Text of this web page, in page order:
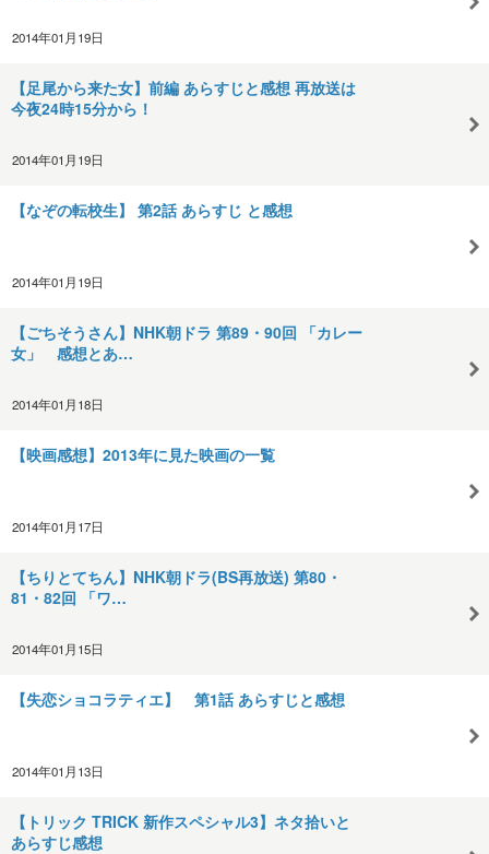
2014年01月19日
【足尾から来た女】前編 あらすじと感想 再放送は
今夜24時15分から！
2014年01月19日
【なぞの転校生】 第2話 あらすじ と感想
2014年01月19日
【ごちそうさん】NHK朝ドラ 第89・90回 「カレー
女」 感想とあ…
2014年01月18日
【映画感想】2013年に見た映画の一覧
2014年01月17日
【ちりとてちん】NHK朝ドラ(BS再放送) 第80・
81・82回 「ワ…
2014年01月15日
【失恋ショコラティエ】 第1話 あらすじと感想
2014年01月13日
【トリック TRICK 新作スペシャル3】ネタ拾いと
あらすじ感想